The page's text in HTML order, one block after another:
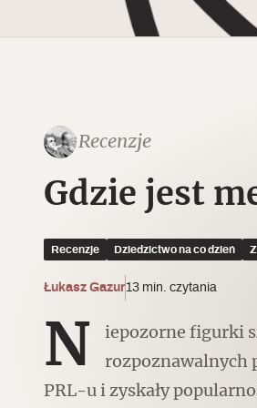
Ulubieniec
Czytaj dalej
Wskazówki
BRZEG
Recenzje
Gdzie jest
Recenzje Dziedzictwo na co dzień
Łukasz Gazur13 min. czytania
N
iepozorne figurki
rozpoznawalnych
PRL-u i zyskały